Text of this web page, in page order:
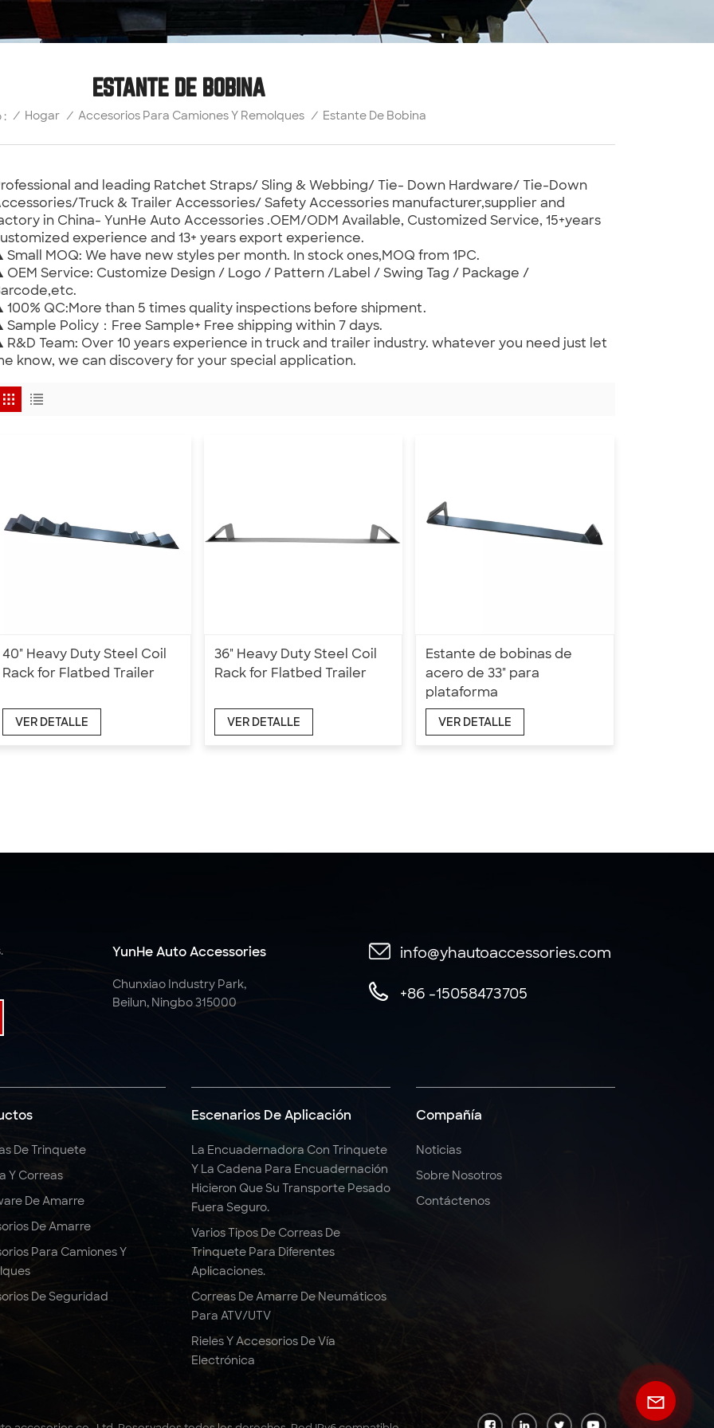
ESTANTE DE BOBINA
: / Hogar / Accesorios Para Camiones Y Remolques / Estante De Bobina
and leading Ratchet Straps/ Sling & Webbing/ Tie- Down Hardware/ Tie-Down
Truck & Trailer Accessories/ Safety Accessories manufacturer,supplier and
in China- YunHe Auto Accessories .OEM/ODM Available, Customized Service, 15+years
experience and 13+ years export experience.
Small MOQ: We have new styles per month. In stock ones,MOQ from 1PC.
OEM Service: Customize Design / Logo / Pattern /Label / Swing Tag / Package /
100% QC:More than 5 times quality inspections before shipment.
Sample Policy：Free Sample+ Free shipping within 7 days.
R&D Team: Over 10 years experience in truck and trailer industry. whatever you need just let
know, we can discovery for your special application.
40" Heavy Duty Steel Coil
Rack for Flatbed Trailer
VER DETALLE
36" Heavy Duty Steel Coil
Rack for Flatbed Trailer
VER DETALLE
Estante de bobinas de
acero de 33" para
plataforma
VER DETALLE
YunHe Auto Accessories
Chunxiao Industry Park,
Beilun, Ningbo 315000
info@yhautoaccessories.com
+86 -15058473705
De Trinquete
Y Correas
De Amarre
De Amarre
Para Camiones Y
De Seguridad
Escenarios De Aplicación
La Encuadernadora Con Trinquete
Y La Cadena Para Encuadernación
Hicieron Que Su Transporte Pesado
Fuera Seguro.
Varios Tipos De Correas De
Trinquete Para Diferentes
Aplicaciones.
Correas De Amarre De Neumáticos
Para ATV/UTV
Rieles Y Accesorios De Vía
Electrónica
Compañía
Noticias
Sobre Nosotros
Contáctenos